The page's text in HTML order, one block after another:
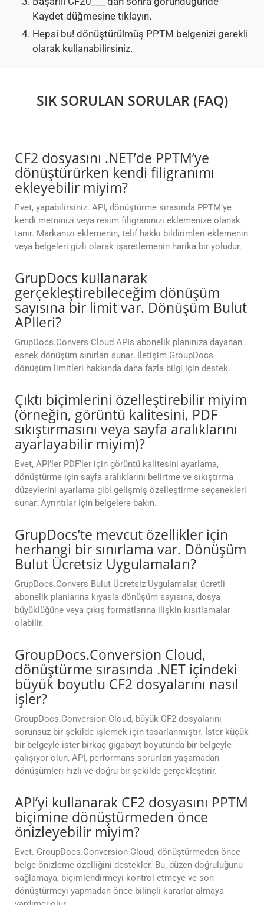
Kaydet düğmesine tıklayın.
Hepsi bu! dönüştürülmüş PPTM belgenizi gerekli
olarak kullanabilirsiniz.
SIK SORULAN SORULAR (FAQ)
CF2 dosyasını .NET’de PPTM’ye
dönüştürürken kendi filigranımı
ekleyebilir miyim?
Evet, yapabilirsiniz. API, dönüştürme sırasında PPTM’ye
kendi metninizi veya resim filigranınızı eklemenize olanak
tanır. Markanızı eklemenin, telif hakkı bildirimleri eklemenin
veya belgeleri gizli olarak işaretlemenin harika bir yoludur.
GrupDocs kullanarak
gerçekleştirebileceğim dönüşüm
sayısına bir limit var. Dönüşüm Bulut
APIleri?
GrupDocs.Convers Cloud APIs abonelik planınıza dayanan
esnek dönüşüm sınırları sunar. İletişim GroupDocs
dönüşüm limitleri hakkında daha fazla bilgi için destek.
Çıktı biçimlerini özelleştirebilir miyim
(örneğin, görüntü kalitesini, PDF
sıkıştırmasını veya sayfa aralıklarını
ayarlayabilir miyim)?
Evet, API’ler PDF’ler için görüntü kalitesini ayarlama,
dönüştürme için sayfa aralıklarını belirtme ve sıkıştırma
düzeylerini ayarlama gibi gelişmiş özelleştirme seçenekleri
sunar. Ayrıntılar için belgelere bakın.
GrupDocs’te mevcut özellikler için
herhangi bir sınırlama var. Dönüşüm
Bulut Ücretsiz Uygulamaları?
GrupDocs.Convers Bulut Ücretsiz Uygulamalar, ücretli
abonelik planlarına kıyasla dönüşüm sayısına, dosya
büyüklüğüne veya çıkış formatlarına ilişkin kısıtlamalar
olabilir.
GroupDocs.Conversion Cloud,
dönüştürme sırasında .NET içindeki
büyük boyutlu CF2 dosyalarını nasıl
işler?
GroupDocs.Conversion Cloud, büyük CF2 dosyalarını
sorunsuz bir şekilde işlemek için tasarlanmıştır. İster küçük
bir belgeyle ister birkaç gigabayt boyutunda bir belgeyle
çalışıyor olun, API, performans sorunları yaşamadan
dönüşümleri hızlı ve doğru bir şekilde gerçekleştirir.
API’yi kullanarak CF2 dosyasını PPTM
biçimine dönüştürmeden önce
önizleyebilir miyim?
Evet. GroupDocs.Conversion Cloud, dönüştürmeden önce
belge önizleme özelliğini destekler. Bu, düzen doğruluğunu
sağlamaya, biçimlendirmeyi kontrol etmeye ve son
dönüştürmeyi yapmadan önce bilinçli kararlar almaya